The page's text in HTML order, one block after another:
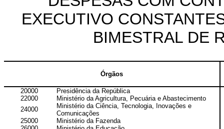
EXECUTIVO
BIMESTRAL DE
Órgãos
20000
Presidência da República
22000
Ministério da Agricultura, Pecuária e Abastecimento
24000
Ministério da Ciência, Tecnologia, Inovações e
Comunicações
25000
Ministério da Fazenda